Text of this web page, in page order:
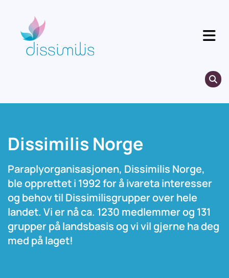
Gå til indhold
Dissimilis Norge
Paraplyorganisasjonen, Dissimilis Norge,
ble opprettet i 1992 for å ivareta interesser
og behov til Dissimilisgrupper over hele
landet. Vi er nå ca. 1230 medlemmer og 131
grupper på landsbasis og vi vil gjerne ha deg
med på laget!